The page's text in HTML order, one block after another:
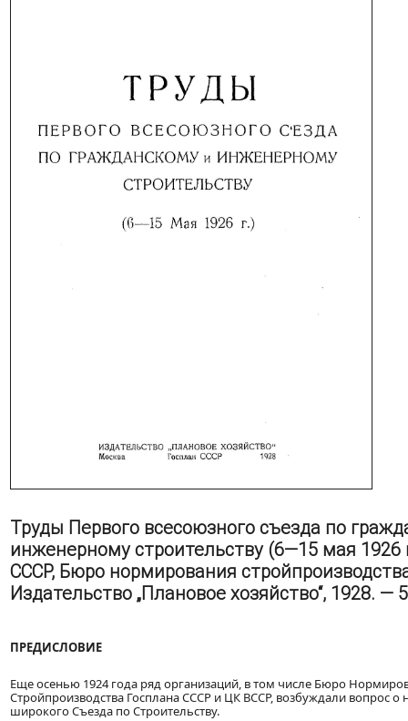
Труды Первого всесоюзного съезда по
инженерному строительству (6—15 мая 1926
СССР, Бюро нормирования
Издательство „Плановое хозяйство“, 1928. —
ПРЕДИСЛОВИЕ
Еще осенью 1924 года ряд организаций, в том числе Бюро
Стройпроизводства Госплана СССР и ЦК ВССР, возбуждали вопрос о
широкого Съезда по Строительству.